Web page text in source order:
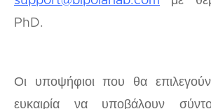
PhD.
Οι υποψήφιοι που θα
ευκαιρία να υποβάλουν